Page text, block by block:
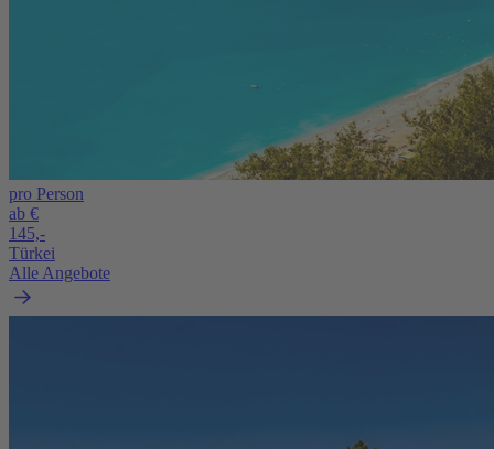
pro Person
ab €
145,-
Türkei
Alle Angebote